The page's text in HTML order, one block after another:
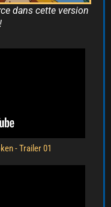
dans cette version
- Trailer 01